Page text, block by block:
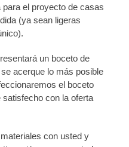
el proyecto de casas
(ya sean ligeras
un boceto de
acerque lo más posible
el boceto
con la oferta
con usted y